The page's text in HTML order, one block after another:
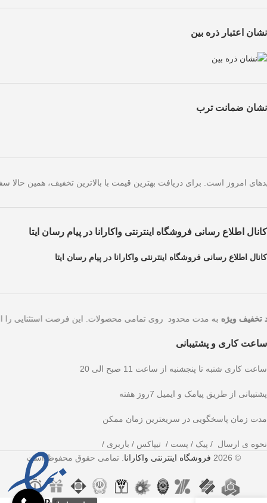
نشان اعتبار ذره بین
نشان ضمانت ترب
مختص خریدهای امروز است. برای دریافت بهترین قیمت با بالاترین
کانال اطلاع رسانی فروشگاه اینترنتی واکارانا در پیام رسان ایتا
کانال اطلاع رسانی فروشگاه اینترنتی واکارانا در پیام رسان ایتا
۵۰ درصد تخفیف ویژه به مدت محدود روی تمامی محصولات. این فرصت
ساعت کاری و پشتیبانی
ساعت کاری شنبه تا پنجشنبه از ساعت 11 صبح الی 20
پشتیبانی از طریق پیامک و ایمیل 7روز هفته
مدت زمان پاسخگویی در سریعترین زمان ممکن
نحوه ی ارسال / پیک / پست / تیپاکس / باربری /
© 2026
فروشگاه اینترنتی واکارانا . تمامی حقوق محفوظ است